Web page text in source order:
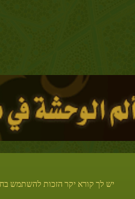
יש לך קורא יקר הזכות להשתמש